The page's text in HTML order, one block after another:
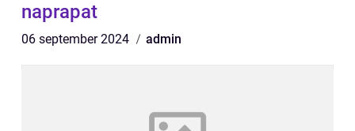
naprapat
06 september 2024 admin